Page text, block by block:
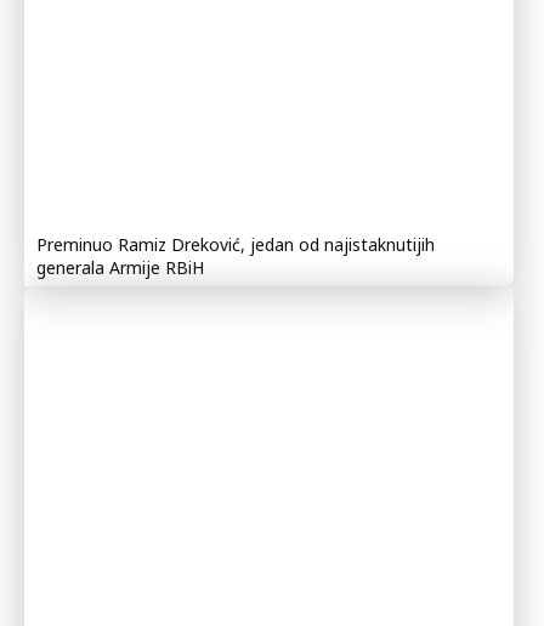
Preminuo Ramiz Dreković, jedan od najistaknutijih
generala Armije RBiH